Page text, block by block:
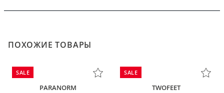
ПОХОЖИЕ ТОВАРЫ
SALE
PARANORM
SALE
TWOFEET